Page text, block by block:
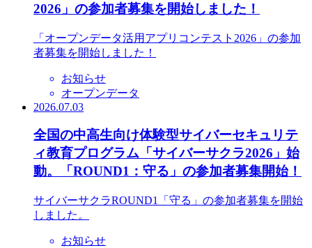
2026」の参加者募集を開始しました！
「オープンデータ活用アプリコンテスト2026」の参加
者募集を開始しました！
お知らせ
オープンデータ
2026.07.03
全国の中高生向け体験型サイバーセキュリテ
ィ教育プログラム「サイバーサクラ2026」始
動。「ROUND1：守る」の参加者募集開始！
サイバーサクラROUND1「守る」の参加者募集を開始
しました。
お知らせ